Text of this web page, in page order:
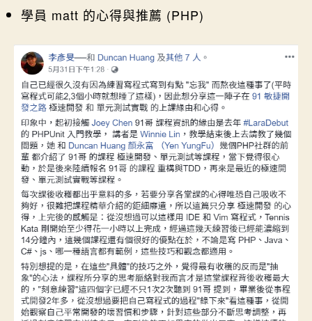
學員 matt 的心得與推薦 (PHP)